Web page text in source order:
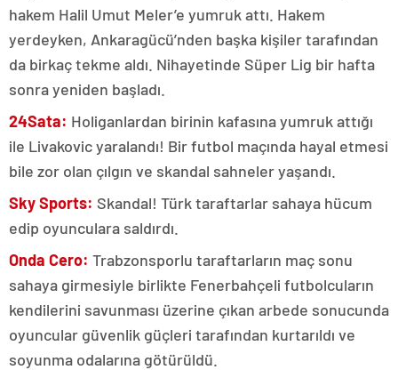
hakem Halil Umut Meler’e yumruk attı. Hakem
yerdeyken, Ankaragücü’nden başka kişiler tarafından
da birkaç tekme aldı. Nihayetinde Süper Lig bir hafta
sonra yeniden başladı.
24Sata: Holiganlardan birinin kafasına yumruk attığı
ile Livakovic yaralandı! Bir futbol maçında hayal etmesi
bile zor olan çılgın ve skandal sahneler yaşandı.
Sky Sports: Skandal! Türk taraftarlar sahaya hücum
edip oyunculara saldırdı.
Onda Cero: Trabzonsporlu taraftarların maç sonu
sahaya girmesiyle birlikte Fenerbahçeli futbolcuların
kendilerini savunması üzerine çıkan arbede sonucunda
oyuncular güvenlik güçleri tarafından kurtarıldı ve
soyunma odalarına götürüldü.